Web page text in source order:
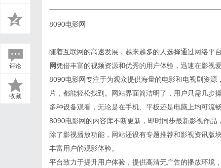
评论
收藏
8090电影网
随着互联网的高速发展，越来越多的人选择通过网络平
网凭借丰富的视频资源和优秀的用户体验，迅速在影视
8090电影网专注于为观众提供海量的电影和电视剧资
片，都能轻松找到。网站界面简洁明了，用户只需几
多种设备观看，无论是在手机、平板还是电脑上均可流
8090电影网的内容库不断更新，即时同步最新影视作
除了影视播放功能，网站还设有专题推荐和影视资讯版
丰富用户的观影体验。
平台致力于提升用户体验，提供高清无广告的播放环境